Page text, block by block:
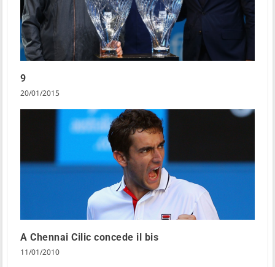
9
20/01/2015
A Chennai Cilic concede il bis
11/01/2010